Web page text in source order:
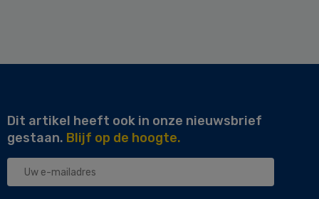
Dit artikel heeft ook in onze nieuwsbrief
gestaan. Blijf op de hoogte.
Uw